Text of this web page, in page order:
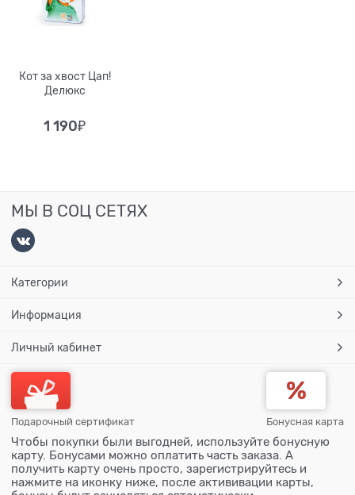
Кот за хвост Цап!
Делюкс
1 190₽
МЫ В СОЦ СЕТЯХ
Категории
Информация
Личный кабинет
Подарочный сертификат Бонусная карта
Чтобы покупки были выгодней, используйте бонусную
карту. Бонусами можно оплатить часть заказа. А
получить карту очень просто, зарегистрируйтесь и
нажмите на иконку ниже, после актививации карты,